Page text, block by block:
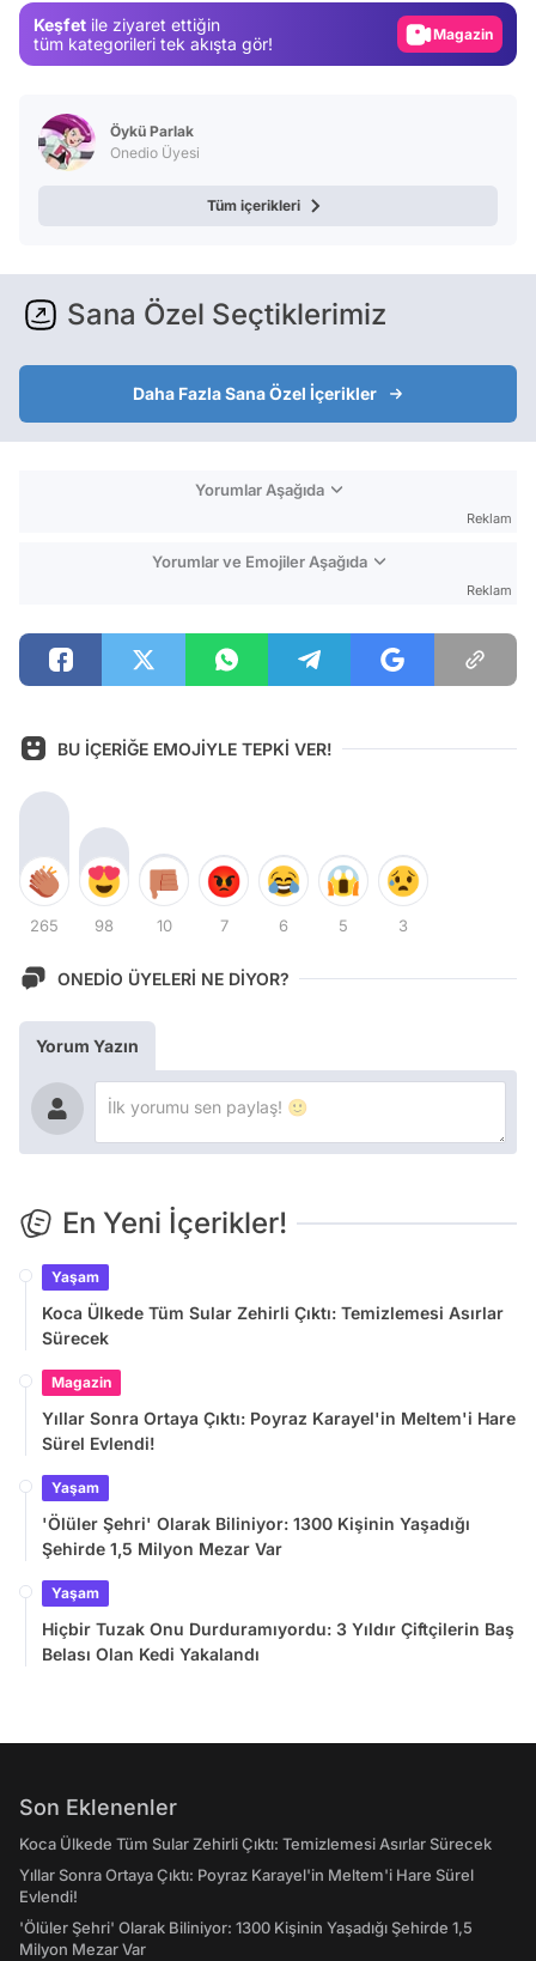
Keşfet ile ziyaret ettiğin
tüm kategorileri tek akışta gör!
Video
Öykü Parlak
Onedio Üyesi
Tüm içerikleri
Sana Özel Seçtiklerimiz
Daha Fazla Sana Özel İçerikler
Yorumlar Aşağıda
Reklam
Yorumlar ve Emojiler Aşağıda
Reklam
BU İÇERİĞE EMOJİYLE TEPKİ VER!
265 98 10 7 6 5 3
ONEDİO ÜYELERİ NE DİYOR?
Yorum Yazın
En Yeni İçerikler!
Yaşam
Koca Ülkede Tüm Sular Zehirli Çıktı: Temizlemesi Asırlar
Sürecek
Magazin
Yıllar Sonra Ortaya Çıktı: Poyraz Karayel'in Meltem'i Hare
Sürel Evlendi!
Yaşam
'Ölüler Şehri' Olarak Biliniyor: 1300 Kişinin Yaşadığı
Şehirde 1,5 Milyon Mezar Var
Yaşam
Hiçbir Tuzak Onu Durduramıyordu: 3 Yıldır Çiftçilerin Baş
Belası Olan Kedi Yakalandı
Son Eklenenler
Koca Ülkede Tüm Sular Zehirli Çıktı: Temizlemesi Asırlar Sürecek
Yıllar Sonra Ortaya Çıktı: Poyraz Karayel'in Meltem'i Hare Sürel
Evlendi!
'Ölüler Şehri' Olarak Biliniyor: 1300 Kişinin Yaşadığı Şehirde 1,5
Milyon Mezar Var